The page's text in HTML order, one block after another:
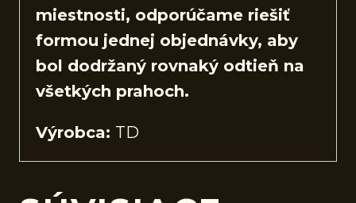
miestnosti, odporúčame riešiť
formou jednej objednávky, aby
bol dodržaný rovnaký odtieň na
všetkých prahoch.
Výrobca: TD